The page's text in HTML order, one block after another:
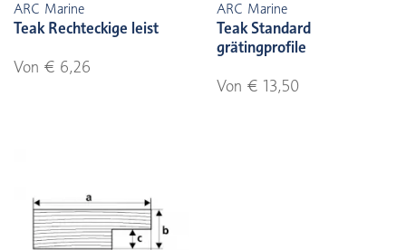
ARC Marine
Teak Rechteckige leist
Von € 6,26
ARC Marine
Teak Standard
grätingprofile
Von € 13,50